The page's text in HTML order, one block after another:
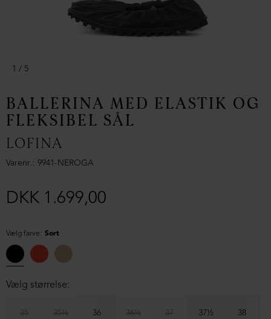
1 / 5
BALLERINA MED ELASTIK OG
FLEKSIBEL SÅL
LOFINA
Varenr. 9941-NEROGA
DKK 1.699,00
Vælg farve: Sort
Vælg størrelse:
35 35½ 36 36½ 37 37½ 38